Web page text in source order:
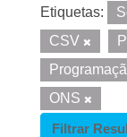
Etiquetas:
CSV
ONS
Filtrar